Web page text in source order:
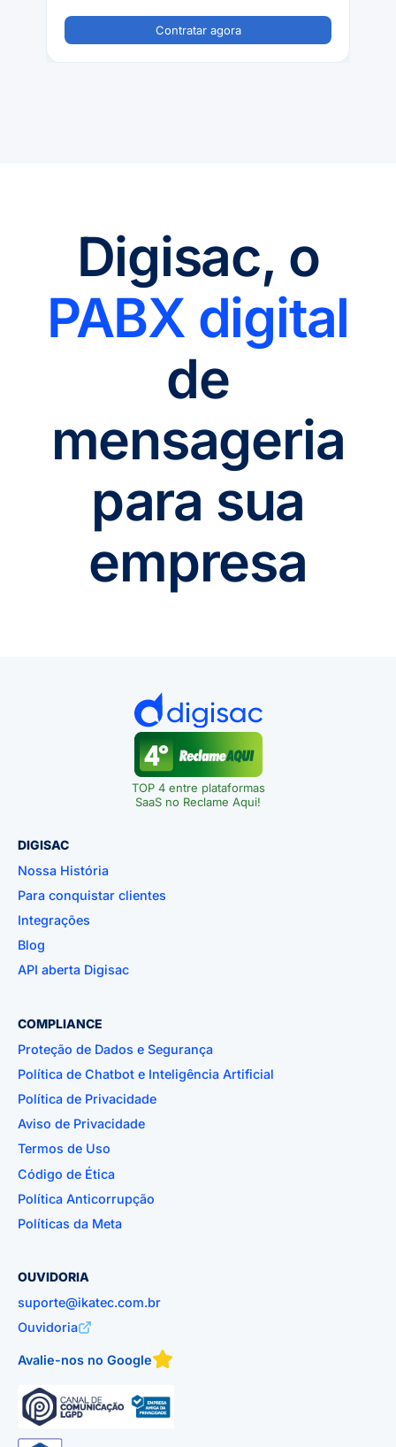
Contratar agora
Digisac, o
PABX digital
de
mensageria
para sua
empresa
TOP 4 entre plataformas
SaaS no Reclame Aqui!
DIGISAC
Nossa História
Para conquistar clientes
Integrações
Blog
API aberta Digisac
COMPLIANCE
Proteção de Dados e Segurança
Política de Chatbot e Inteligência Artificial
Política de Privacidade
Aviso de Privacidade
Termos de Uso
Código de Ética
Política Anticorrupção
Políticas da Meta
OUVIDORIA
suporte@ikatec.com.br
Ouvidoria
Avalie-nos no Google